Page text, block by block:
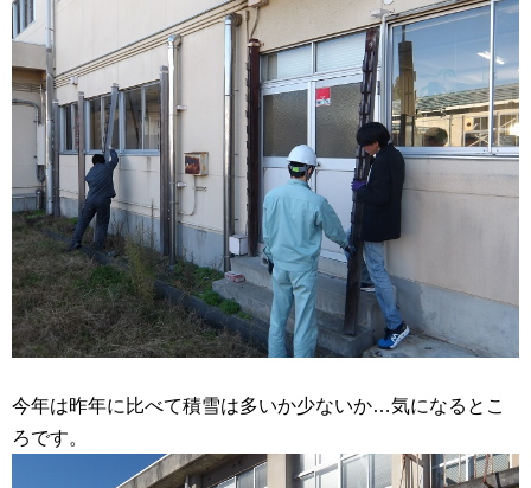
今年は昨年に比べて積雪は多いか少ないか…気になるとこ
ろです。